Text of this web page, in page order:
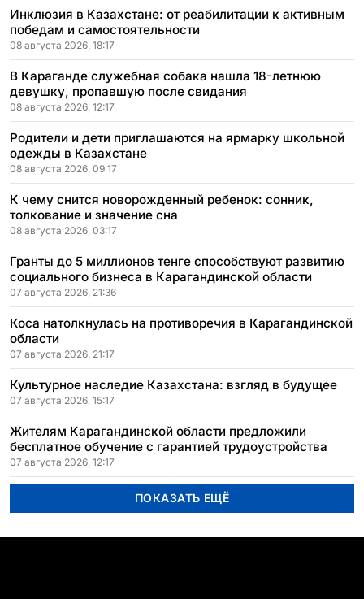
Инклюзия в Казахстане: от реабилитации к активным
победам и самостоятельности
08 августа 2026, 18:17
В Караганде служебная собака нашла 18-летнюю
девушку, пропавшую после свидания
08 августа 2026, 12:17
Родители и дети приглашаются на ярмарку школьной
одежды в Казахстане
08 августа 2026, 09:17
К чему снится новорожденный ребенок: сонник,
толкование и значение сна
08 августа 2026, 03:17
Гранты до 5 миллионов тенге способствуют развитию
социального бизнеса в Карагандинской области
07 августа 2026, 21:36
Коса натолкнулась на противоречия в Карагандинской
области
07 августа 2026, 21:17
Культурное наследие Казахстана: взгляд в будущее
07 августа 2026, 15:17
Жителям Карагандинской области предложили
бесплатное обучение с гарантией трудоустройства
07 августа 2026, 12:17
ПОКАЗАТЬ ЕЩЁ